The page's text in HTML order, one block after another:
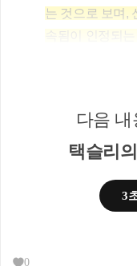
는 것으로 보며,
속됨이 인정되
및 신부의 자금
실관계에 따라
을 통해 신랑 및
액을 증빙하면
다음
택슬리
3
0